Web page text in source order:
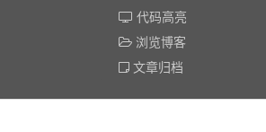
代码高亮
浏览博客
文章归档